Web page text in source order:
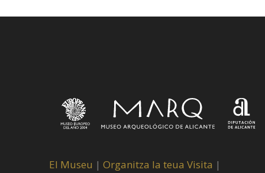
El Museu | Organitza la teua Visita |